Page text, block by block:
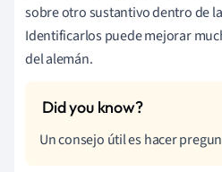
sobre otro sustantivo dentro de
Identificarlos puede mejorar
del alemán.
Un consejo útil es hacer